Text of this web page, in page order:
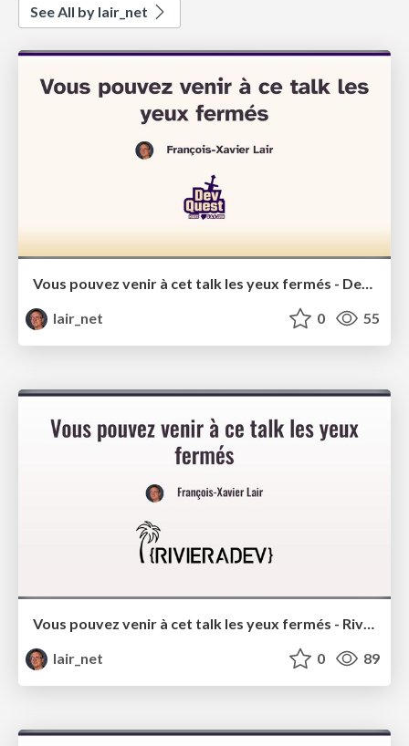
See All by lair_net
Vous pouvez venir à cet talk les yeux fermés - DevQuest 2025
lair_net
0 55
lair_net
0 89